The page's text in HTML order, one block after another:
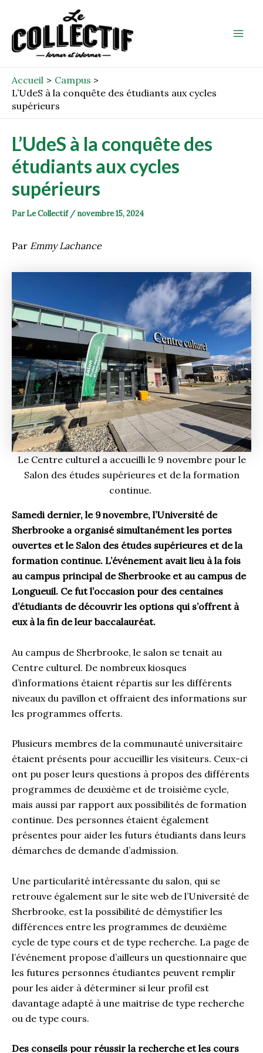
contenu
Accueil
Campus
L’UdeS à la conquête des étudiants aux cycles
supérieurs
L’UdeS à la conquête des
étudiants aux cycles
supérieurs
ParLe Collectif / novembre 15, 2024
Par Emmy Lachance
Le Centre culturel a accueilli le 9 novembre pour le
Salon des études supérieures et de la formation
continue.
Samedi dernier, le 9 novembre, l’Université de
Sherbrooke a organisé simultanément les portes
ouvertes et le Salon des études supérieures et de la
formation continue. L’événement avait lieu à la fois
au campus principal de Sherbrooke et au campus de
Longueuil. Ce fut l’occasion pour des centaines
d’étudiants de découvrir les options qui s’offrent à
eux à la fin de leur baccalauréat.
Au campus de Sherbrooke, le salon se tenait au
Centre culturel. De nombreux kiosques
d’informations étaient répartis sur les différents
niveaux du pavillon et offraient des informations sur
les programmes offerts.
Plusieurs membres de la communauté universitaire
étaient présents pour accueillir les visiteurs. Ceux-ci
ont pu poser leurs questions à propos des différents
programmes de deuxième et de troisième cycle,
mais aussi par rapport aux possibilités de formation
continue. Des personnes étaient également
présentes pour aider les futurs étudiants dans leurs
démarches de demande d’admission.
Une particularité intéressante du salon, qui se
retrouve également sur le site web de l’Université de
Sherbrooke, est la possibilité de démystifier les
différences entre les programmes de deuxième
cycle de type cours et de type recherche. La page de
l’événement propose d’ailleurs un questionnaire que
les futures personnes étudiantes peuvent remplir
pour les aider à déterminer si leur profil est
davantage adapté à une maitrise de type recherche
ou de type cours.
Des conseils pour réussir la recherche et les cours
navigation